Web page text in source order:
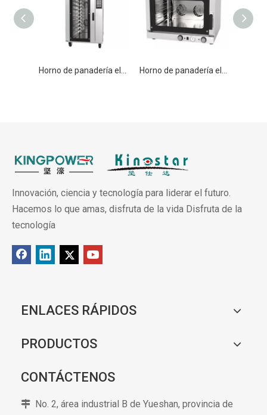
Innovación, ciencia y tecnología para liderar el futuro.
Hacemos lo que amas, disfruta de la vida Disfruta de la
tecnología
ENLACES RÁPIDOS
PRODUCTOS
CONTÁCTENOS
 No. 2, área industrial B de Yueshan, provincia de